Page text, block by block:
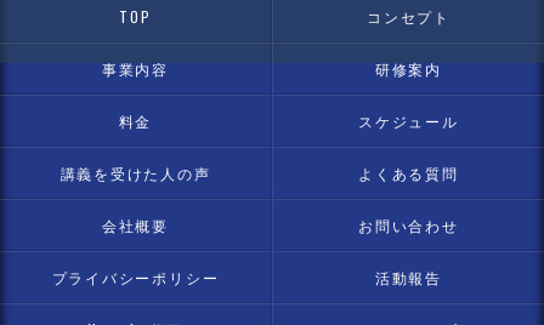
TOP コンセプト
事業内容 研修案内
料金 スケジュール
講義を受けた人の声 よくある質問
会社概要 お問い合わせ
プライバシーポリシー 活動報告